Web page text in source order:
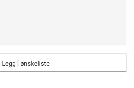
Legg i ønskeliste